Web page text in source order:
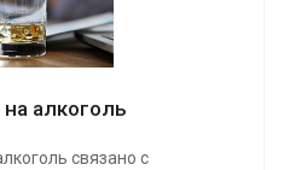
алкоголь
связано с